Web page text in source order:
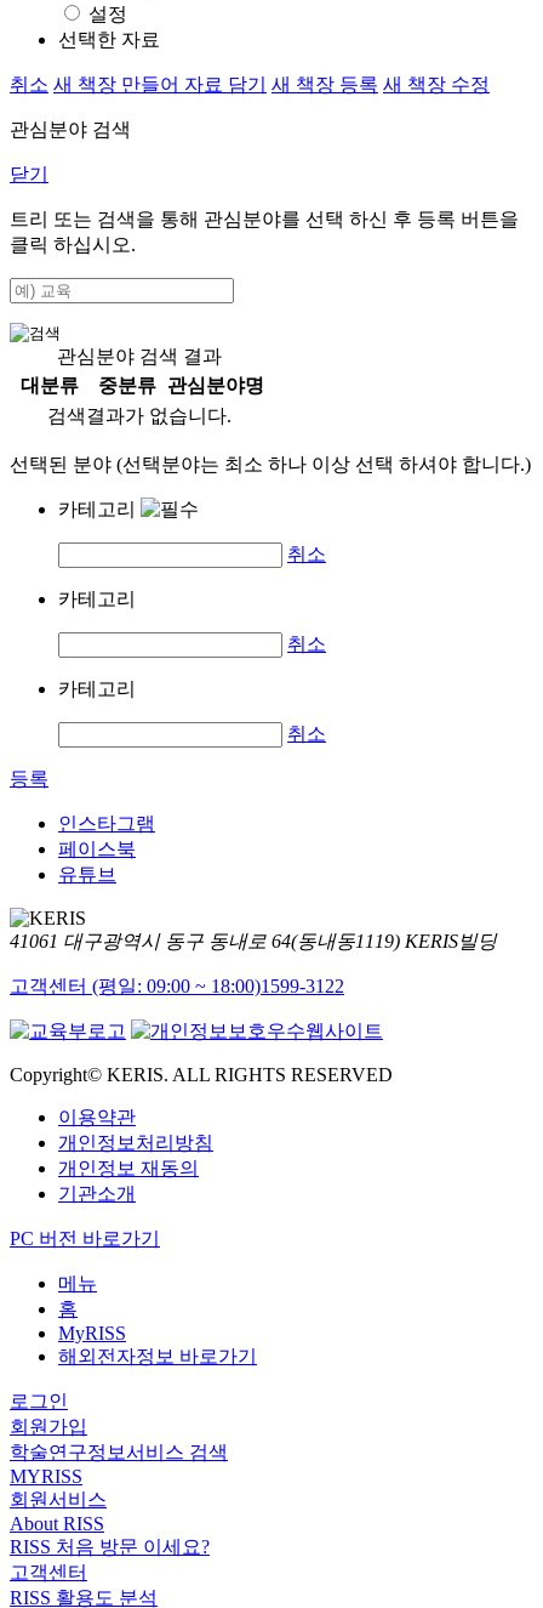
설정
선택한 자료
취소 새 책장 만들어 자료 담기 새 책장 등록 새 책장 수정
관심분야 검색
닫기
트리 또는 검색을 통해 관심분야를 선택 하신 후 등록 버튼을
클릭 하십시오.
관심분야 검색 결과
대분류
중분류
관심분야명
검색결과가 없습니다.
선택된 분야 (선택분야는 최소 하나 이상 선택 하셔야 합니다.)
카테고리
취소
카테고리
취소
카테고리
취소
등록
인스타그램
페이스북
유튜브
41061 대구광역시 동구 동내로 64(동내동1119) KERIS빌딩
고객센터 (평일: 09:00 ~ 18:00)1599-3122
Copyright© KERIS. ALL RIGHTS RESERVED
이용약관
개인정보처리방침
개인정보 재동의
기관소개
PC 버전 바로가기
메뉴
홈
MyRISS
해외전자정보 바로가기
로그인
회원가입
학술연구정보서비스 검색
MYRISS
회원서비스
About RISS
RISS 처음 방문 이세요?
고객센터
RISS 활용도 분석